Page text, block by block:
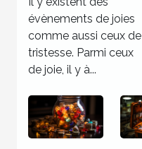
anniversaire
évènements de joies
comme aussi ceux de
tristesse. Parmi ceux
de joie, il y à...